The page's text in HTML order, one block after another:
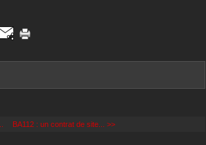
BA112 : un contrat de site... >>